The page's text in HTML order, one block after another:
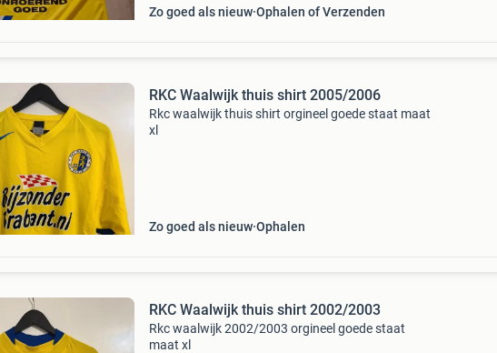
Zo goed als nieuw Ophalen of Verzenden
RKC Waalwijk thuis shirt 2005/2006
Rkc waalwijk thuis shirt orgineel goede staat maat
xl
Zo goed als nieuw Ophalen
RKC Waalwijk thuis shirt 2002/2003
Rkc waalwijk 2002/2003 orgineel goede staat
maat xl